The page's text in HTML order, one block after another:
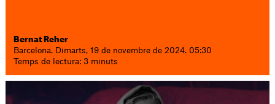
Bernat Reher
Barcelona. Dimarts, 19 de novembre de 2024. 05:30
Temps de lectura: 3 minuts